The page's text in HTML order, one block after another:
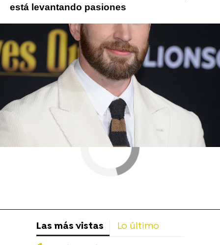
está levantando pasiones
Chris Evans Toy Story
Las más vistas Lo último